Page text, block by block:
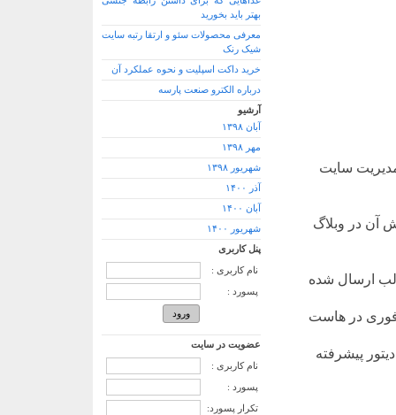
سایت
آن در وبلاگ
ارسال شده
فوری در هاست
پیشرفته
بهتر باید بخورید
معرفی محصولات سئو و ارتقا رتبه سایت
شیک رنک
خرید داکت اسپلیت و نحوه عملکرد آن
درباره الکترو صنعت پارسه
آرشیو
آبان ۱۳۹۸
مهر ۱۳۹۸
شهریور ۱۳۹۸
آذر ۱۴۰۰
آبان ۱۴۰۰
شهریور ۱۴۰۰
پنل کاربری
نام کاربری :
پسورد :
عضویت در سایت
نام کاربری :
پسورد :
تکرار پسورد: